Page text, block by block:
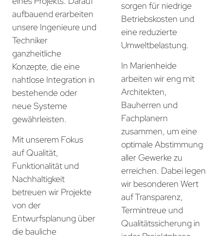
aufbauend erarbeiten
unsere Ingenieure und
Techniker
ganzheitliche
Konzepte, die eine
nahtlose Integration in
bestehende oder
neue Systeme
gewährleisten.
Mit unserem Fokus
auf Qualität,
Funktionalität und
Nachhaltigkeit
betreuen wir Projekte
von der
Entwurfsplanung über
die bauliche
sorgen für niedrige
Betriebskosten und
eine reduzierte
Umweltbelastung.
In Marienheide
arbeiten wir eng mit
Architekten,
Bauherren und
Fachplanern
zusammen, um eine
optimale Abstimmung
aller Gewerke zu
erreichen. Dabei legen
wir besonderen Wert
auf Transparenz,
Termintreue und
Qualitätssicherung in